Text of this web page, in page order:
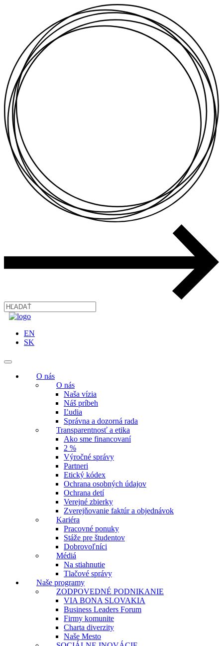
EN
SK
O nás
O nás
Naša vízia
Náš príbeh
Ľudia
Správna a dozorná rada
Transparentnosť a etika
Ako sme financovaní
2 %
Výročné správy
Partneri
Etický kódex
Ochrana osobných údajov
Ochrana detí
Verejné zbierky
Zverejňovanie faktúr a objednávok
Kariéra
Pracovné ponuky
Stáže pre študentov
Dobrovoľníci
Médiá
Na stiahnutie
Tlačové správy
Naše programy
ZODPOVEDNÉ PODNIKANIE
VIA BONA SLOVAKIA
Business Leaders Forum
Firmy komunite
Charta diverzity
Naše Mesto